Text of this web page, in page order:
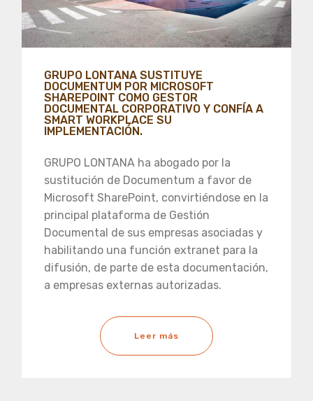
GRUPO LONTANA SUSTITUYE
DOCUMENTUM POR MICROSOFT
SHAREPOINT COMO GESTOR
DOCUMENTAL CORPORATIVO Y CONFÍA A
SMART WORKPLACE SU
IMPLEMENTACIÓN.
GRUPO LONTANA ha abogado por la
sustitución de Documentum a favor de
Microsoft SharePoint, convirtiéndose en la
principal plataforma de Gestión
Documental de sus empresas asociadas y
habilitando una función extranet para la
difusión, de parte de esta documentación,
a empresas externas autorizadas.
Leer más